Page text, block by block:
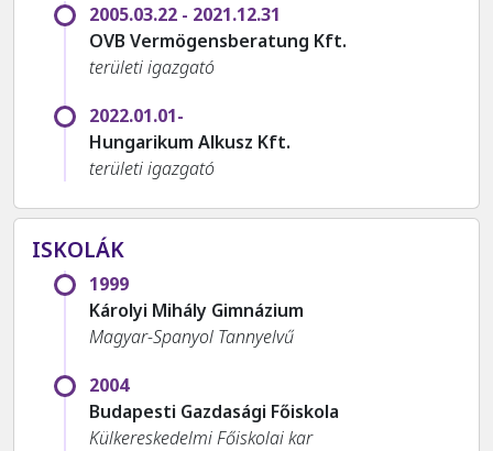
2005.03.22 - 2021.12.31
OVB Vermögensberatung Kft.
területi igazgató
2022.01.01-
Hungarikum Alkusz Kft.
területi igazgató
ISKOLÁK
1999
Károlyi Mihály Gimnázium
Magyar-Spanyol Tannyelvű
2004
Budapesti Gazdasági Főiskola
Külkereskedelmi Főiskolai kar